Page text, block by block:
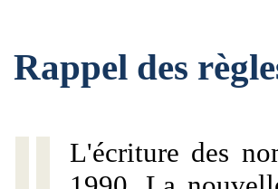
Rappel des
L'écriture des